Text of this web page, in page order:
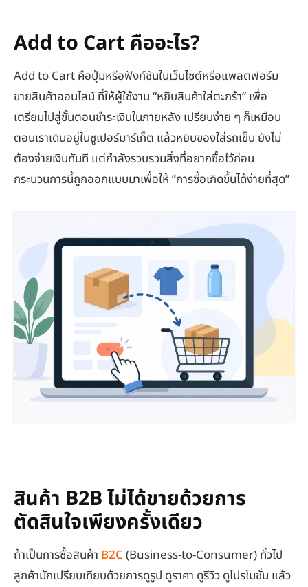
Add to Cart คืออะไร?
Add to Cart คือปุ่มหรือฟังก์ชันในเว็บไซต์หรือแพลตฟอร์ม
ขายสินค้าออนไลน์ ที่ให้ผู้ใช้งาน “หยิบสินค้าใส่ตะกร้า” เพื่อ
เตรียมไปสู่ขั้นตอนชำระเงินในภายหลัง เปรียบง่าย ๆ ก็เหมือน
ตอนเราเดินอยู่ในซูเปอร์มาร์เก็ต แล้วหยิบของใส่รถเข็น ยังไม่
ต้องจ่ายเงินทันที แต่กำลังรวบรวมสิ่งที่อยากซื้อไว้ก่อน
กระบวนการนี้ถูกออกแบบมาเพื่อให้ “การซื้อเกิดขึ้นได้ง่ายที่สุด”
สินค้า B2B ไม่ได้ขายด้วยการ
ตัดสินใจเพียงครั้งเดียว
ถ้าเป็นการซื้อสินค้า B2C(Business-to-Consumer) ทั่วไป
ลูกค้ามักเปรียบเทียบด้วยการดูรูป ดูราคา ดูรีวิว ดูโปรโมชั่น แล้ว